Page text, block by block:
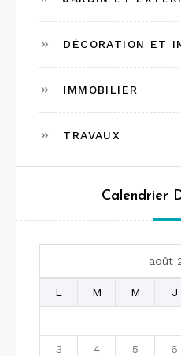
DÉCORATION ET
IMMOBILIER
TRAVAUX
Calendrier
août
L M M J
3 4 5 6